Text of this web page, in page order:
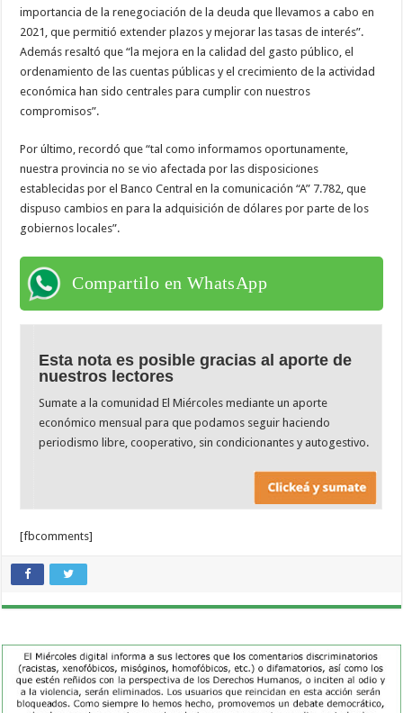
importancia de la renegociación de la deuda que llevamos a cabo en
2021, que permitió extender plazos y mejorar las tasas de interés”.
Además resaltó que “la mejora en la calidad del gasto público, el
ordenamiento de las cuentas públicas y el crecimiento de la actividad
económica han sido centrales para cumplir con nuestros
compromisos”.
Por último, recordó que “tal como informamos oportunamente,
nuestra provincia no se vio afectada por las disposiciones
establecidas por el Banco Central en la comunicación “A” 7.782, que
dispuso cambios en para la adquisición de dólares por parte de los
gobiernos locales”.
Compartilo en WhatsApp
Esta nota es posible gracias al aporte de
nuestros lectores
Sumate a la comunidad El Miércoles mediante un aporte
económico mensual para que podamos seguir haciendo
periodismo libre, cooperativo, sin condicionantes y autogestivo.
[fbcomments]